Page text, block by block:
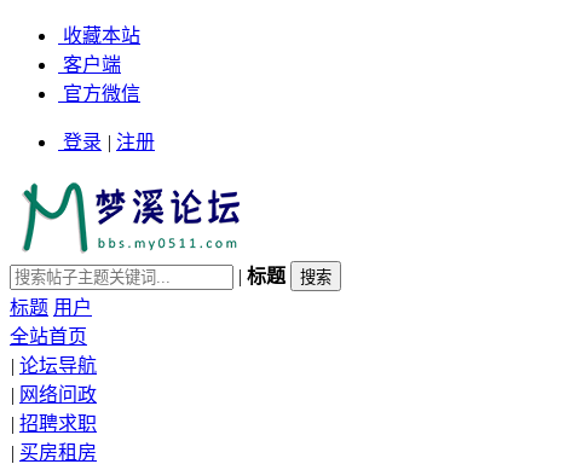
收藏本站
客户端
官方微信
登录 | 注册
| 标题
标题 用户
全站首页
| 论坛导航
| 网络问政
| 招聘求职
| 买房租房